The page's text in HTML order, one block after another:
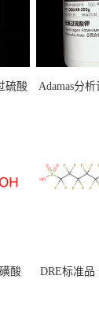
硫酸
Adamas分
酸
DRE标准品